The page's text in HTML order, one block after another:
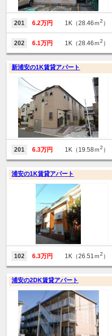
201 6.2万円 1K（28.46ｍ2 ）
202 6.1万円 1K（28.46ｍ2 ）
新浦安の1K賃貸アパート
201 6.3万円 1K（19.58ｍ2 ）
浦安の1K賃貸アパート
102 6.3万円 1K（26.51ｍ2 ）
浦安の2DK賃貸アパート